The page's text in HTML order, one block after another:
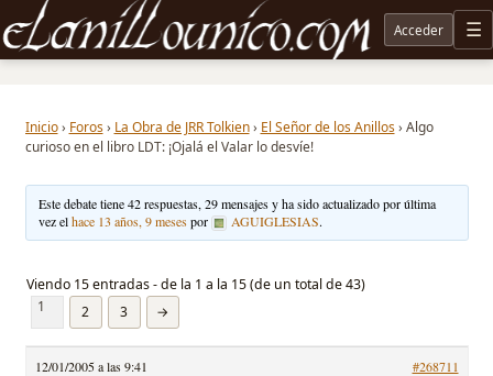
Noticias sobre Tolkien: El Señor de los Anillos, Los Anillos de Poder, La Caza de Gollum, la
Acceder
Inicio › Foros › La Obra de JRR Tolkien › El Señor de los Anillos › Algo
curioso en el libro LDT: ¡Ojalá el Valar lo desvíe!
Este debate tiene 42 respuestas, 29 mensajes y ha sido actualizado por última
vez elhace 13 años, 9 mesespor AGUIGLESIAS.
Viendo 15 entradas - de la 1 a la 15 (de un total de 43)
1
2 3 →
12/01/2005 a las 9:41 #268711